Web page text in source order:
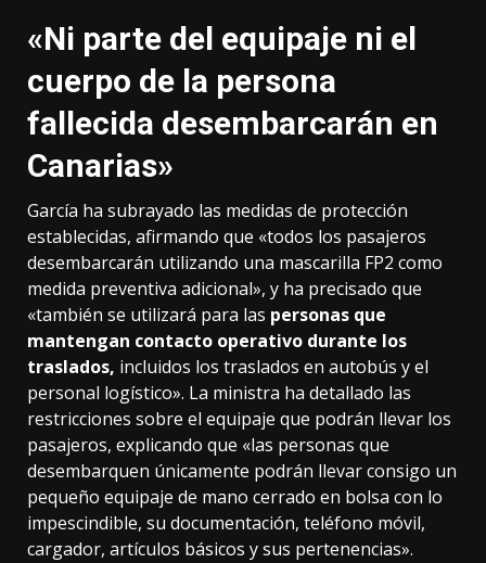
«Ni parte del equipaje ni el
cuerpo de la persona
fallecida desembarcarán en
Canarias»
García ha subrayado las medidas de protección
establecidas, afirmando que «todos los pasajeros
desembarcarán utilizando una mascarilla FP2 como
medida preventiva adicional», y ha precisado que
«también se utilizará para las personas que
mantengan contacto operativo durante los
traslados, incluidos los traslados en autobús y el
personal logístico». La ministra ha detallado las
restricciones sobre el equipaje que podrán llevar los
pasajeros, explicando que «las personas que
desembarquen únicamente podrán llevar consigo un
pequeño equipaje de mano cerrado en bolsa con lo
impescindible, su documentación, teléfono móvil,
cargador, artículos básicos y sus pertenencias».